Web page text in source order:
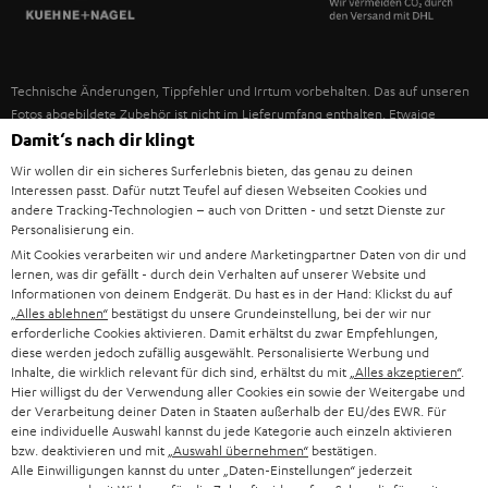
NEUHEITEN
UNSER MANAGEMENT
UNSERE WERTE
BILDUNGSRABATT
GESCHENKGUTSCHEIN
BARRIEREFREIHEIT
USA
WEITERE LÄNDER
Technische Änderungen, Tippfehler und Irrtum vorbehalten. Das auf unseren
Fotos abgebildete Zubehör ist nicht im Lieferumfang enthalten. Etwaige
Entsorgungsgebühren für Batterien sind im Preis inbegriffen.
©2026 Lautsprecher Teufel GmbH - All rights reserved.
Impressum AGB
Vertrag widerrufen
Damit‘s nach dir klingt
Wir wollen dir ein sicheres Surferlebnis bieten, das genau zu deinen
Interessen passt. Dafür nutzt Teufel auf diesen Webseiten Cookies und
andere Tracking-Technologien – auch von Dritten - und setzt Dienste zur
Personalisierung ein.
Mit Cookies verarbeiten wir und andere Marketingpartner Daten von dir und
lernen, was dir gefällt - durch dein Verhalten auf unserer Website und
Informationen von deinem Endgerät. Du hast es in der Hand: Klickst du auf
„Alles ablehnen“ bestätigst du unsere Grundeinstellung, bei der wir nur
erforderliche Cookies aktivieren. Damit erhältst du zwar Empfehlungen,
diese werden jedoch zufällig ausgewählt. Personalisierte Werbung und
Inhalte, die wirklich relevant für dich sind, erhältst du mit „Alles akzeptieren“.
Hier willigst du der Verwendung aller Cookies ein sowie der Weitergabe und
der Verarbeitung deiner Daten in Staaten außerhalb der EU/des EWR. Für
eine individuelle Auswahl kannst du jede Kategorie auch einzeln aktivieren
bzw. deaktivieren und mit „Auswahl übernehmen“ bestätigen.
Alle Einwilligungen kannst du unter „Daten-Einstellungen“ jederzeit